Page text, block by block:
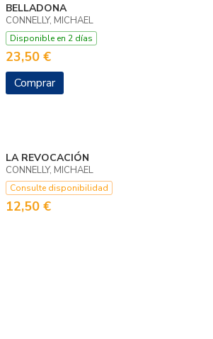
BELLADONA
CONNELLY, MICHAEL
Disponible en 2 días
23,50 €
Comprar
LA REVOCACIÓN
CONNELLY, MICHAEL
Consulte disponibilidad
12,50 €